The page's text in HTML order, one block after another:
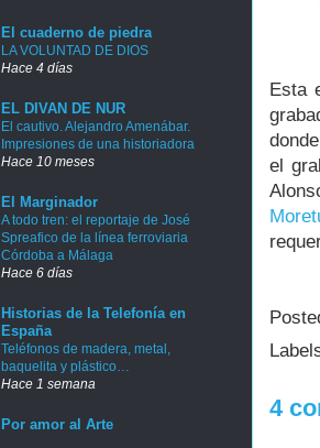
Esta
el
4
El cuaderno de piedra
LA VOLUNTAD DE DIOS
Hace 4 días
EL DIVAN DE NUR
El cautivo. Alejandro Amenábar.
Impresiones de una historiadora
Hace 10 meses
El Marginador
A todo tren: el reportaje de José
Spreafico de la línea ferroviaria
Córdoba a Málaga
Hace 6 días
Historias de la Telefonía en
España
Teléfonos de madera, metal,
baquelita y plástico…
Hace 1 semana
Por amor al Arte